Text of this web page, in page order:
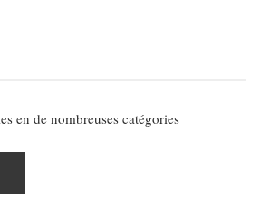
en de nombreuses catégories